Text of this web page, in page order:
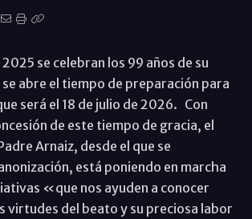
2025 se celebran los 99 años de su
abre el tiempo de preparación para
será el 18 de julio de 2026. Con
de este tiempo de gracia, el
Arnaiz, desde el que se
está poniendo en marcha
«que nos ayuden a conocer
virtudes del beato y su preciosa labor